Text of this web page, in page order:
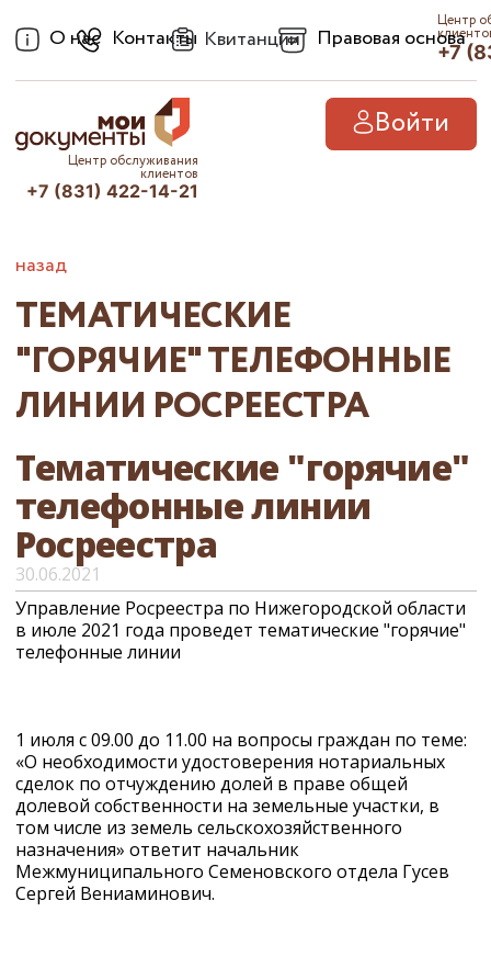
О нас Контакты Квитанции Правовая основа
Центр
+7
Войти
Центр обслуживания
клиентов
+7 (831) 422-14-21
назад
ТЕМАТИЧЕСКИЕ
"ГОРЯЧИЕ" ТЕЛЕФОННЫЕ
ЛИНИИ РОСРЕЕСТРА
Тематические "горячие"
телефонные линии
Росреестра
30.06.2021
Управление Росреестра по Нижегородской области
в июле 2021 года проведет тематические "горячие"
телефонные линии
1 июля с 09.00 до 11.00 на вопросы граждан по теме:
«О необходимости удостоверения нотариальных
сделок по отчуждению долей в праве общей
долевой собственности на земельные участки, в
том числе из земель сельскохозяйственного
назначения» ответит начальник
Межмуниципального Семеновского отдела Гусев
Сергей Вениаминович.